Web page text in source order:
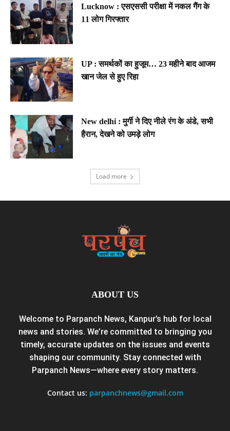
Lucknow : एसएससी परीक्षा में नकल गैंग के
11 लोग गिरफ्तार
UP : समर्थकों का हुजूम… 23 महीने बाद आजम
खान जेल से हुए रिहा
New delhi : मुर्गी ने दिए नीले रंग के अंडे, सभी
हैरान, देखने को उमड़े लोग
Load more
ABOUT US
Welcome to Parpanch News, Kanpur’s hub for local
news and stories. We’re committed to bringing you
timely, accurate updates on the issues and events
shaping our community. Stay connected with
Parpanch News—where every story matters.
Contact us: parpanchnews@gmail.com